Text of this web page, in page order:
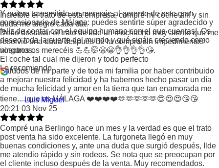
Y quiero transmitirle un mensaje al gerente de este gran
concesionario de Málaga: puedes sentirte súper agradecido y
felíz de contar con el equipo humano con el que cuentas!. Os
deseo toda la suerte del mundo y qué sigáis creciendo como
vosotros os merecéis 💪💪🤭😁😁👌👌👌👌😘.
Saludos de mi parte y de toda mi familia por haber contribuido
a mejorar nuestra felicidad y ha habernos hecho pasar un día
de mucha felicidad y amor en la tierra que tan enamorada me
tiene.....que es MÁLAGA ❤️❤️❤️❤️🫶🫶🫶🫶🫶😍😍😍😘😘
Increíble el trato de esta empresa, compré mi coche ahí y sin
duda me alegro cada día.
Debo destacar el trato de ilde un muchacho muy atento que me
resolvió una duda después de la compra sin impedimentos
ningunos.
El coche tal cual me dijeron y todo perfecto
Lo recomiendo
Luis Miguel
20:21 03 Nov 25
Compré una Berlingo hace un mes y la verdad es que el trato
post venta ha sido excelente. La furgoneta llegó en muy
buenas condiciones y, ante una duda que surgió después, Ilde
me atendio rápido y sin rodeos. Se nota que se preocupan por
el cliente incluso después de la venta. Muy recomendados.